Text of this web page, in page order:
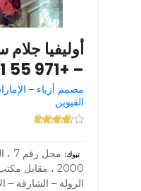
أوليفيا
– +971 55 841 3701
مصمم أزياء –
القيوين
تبوك
2000 ، مقابل
الرولة – الشارقة –